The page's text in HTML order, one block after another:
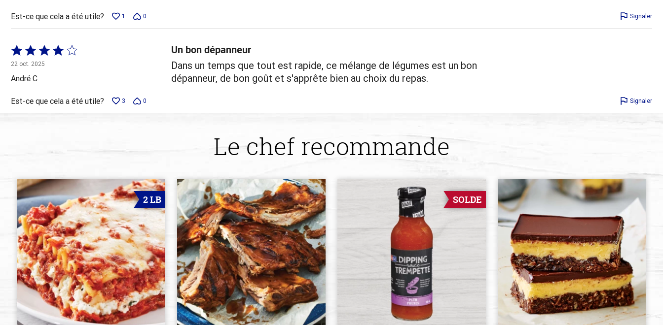
Est-ce que cela a été utile? 1 0 Signaler
Coté
4 sur
5
22 oct. 2025
André C
Un bon dépanneur
Dans un temps que tout est rapide, ce mélange de légumes est un bon
dépanneur, de bon goût et s'apprête bien au choix du repas.
Est-ce que cela a été utile? 3 0 Signaler
Le chef recommande
2 LB SOLDE